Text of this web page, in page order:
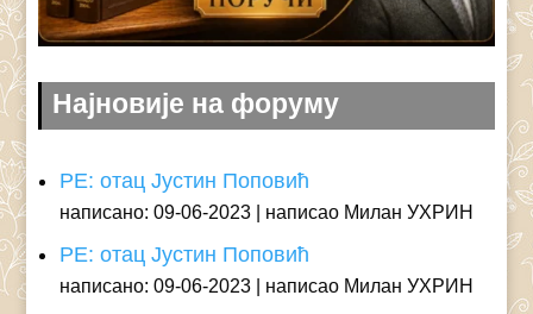
Најновије на форуму
РЕ: отац Јустин Поповић
написано: 09-06-2023 написао Милан УХРИН
РЕ: отац Јустин Поповић
написано: 09-06-2023 написао Милан УХРИН